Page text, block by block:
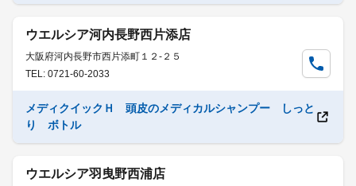
ウエルシア河内長野西片添店
大阪府河内長野市西片添町１２-２５
TEL: 0721-60-2033
メディクイックＨ 頭皮のメディカルシャンプー しっと
り ボトル
ウエルシア羽曳野西浦店